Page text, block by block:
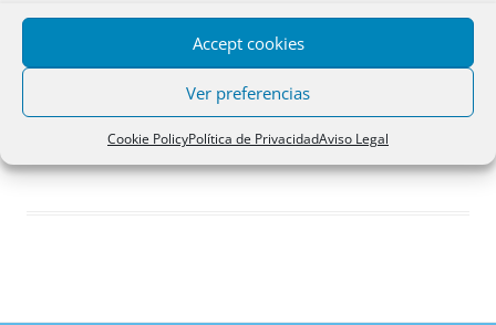
Accept cookies
Ver preferencias
Cookie PolicyPolítica de PrivacidadAviso Legal
Acceder
Registro
¿Has olvidado tu contraseña?